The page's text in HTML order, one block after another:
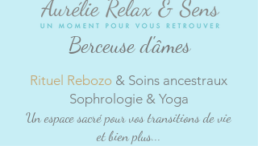
Berceuse d'âmes
Rituel Rebozo & Soins ancestraux
Sophrologie & Yoga
Un espace sacré pour vos transitions de vie
et bien plus...